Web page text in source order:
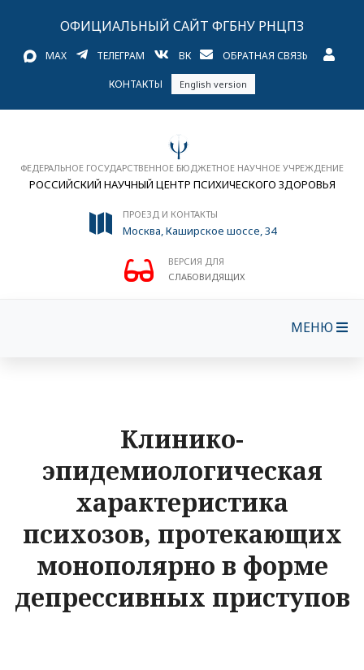
ОФИЦИАЛЬНЫЙ САЙТ ФГБНУ РНЦПЗ
MAX ТЕЛЕГРАМ ВК ОБРАТНАЯ СВЯЗЬ
КОНТАКТЫ English version
ФЕДЕРАЛЬНОЕ ГОСУДАРСТВЕННОЕ БЮДЖЕТНОЕ НАУЧНОЕ УЧРЕЖДЕНИЕ
РОССИЙСКИЙ НАУЧНЫЙ ЦЕНТР ПСИХИЧЕСКОГО ЗДОРОВЬЯ
ПРОЕЗД И КОНТАКТЫ
Москва, Каширское шоссе, 34
ВЕРСИЯ ДЛЯ
СЛАБОВИДЯЩИХ
МЕНЮ
Клинико-
эпидемиологическая
характеристика
психозов, протекающих
монополярно в форме
депрессивных приступов